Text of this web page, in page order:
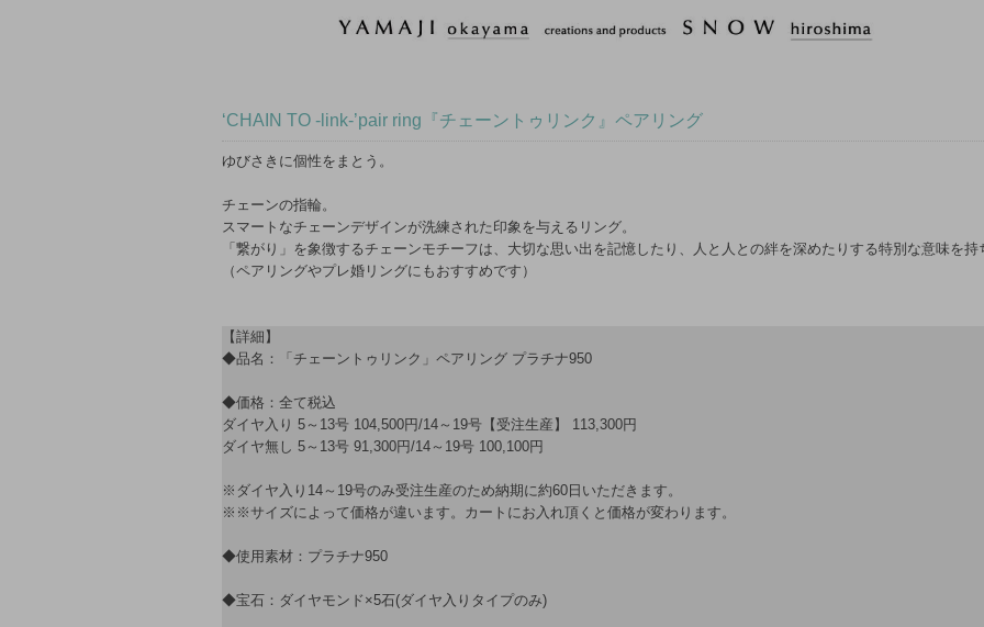
‘CHAIN TO -link-’pair ring『チェーントゥリンク』ペアリング
ゆびさきに個性をまとう。
チェーンの指輪。
スマートなチェーンデザインが洗練された印象を与えるリング。
「繋がり」を象徴するチェーンモチーフは、大切な思い出を記憶したり、人と人との絆を深めたりする特別な意味を持
（ペアリングやプレ婚リングにもおすすめです）
【詳細】
◆品名：「チェーントゥリンク」ペアリング プラチナ950
◆価格：全て税込
ダイヤ入り 5～13号 104,500円/14～19号【受注生産】 113,300円
ダイヤ無し 5～13号 91,300円/14～19号 100,100円
※ダイヤ入り14～19号のみ受注生産のため納期に約60日いただきます。
※※サイズによって価格が違います。カートにお入れ頂くと価格が変わります。
◆使用素材：プラチナ950
◆宝石：ダイヤモンド×5石(ダイヤ入りタイプのみ)